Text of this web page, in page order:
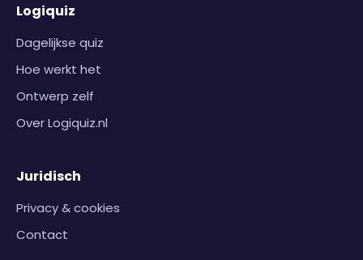
Logiquiz
Dagelijkse quiz
Hoe werkt het
Ontwerp zelf
Over Logiquiz.nl
Juridisch
Privacy & cookies
Contact